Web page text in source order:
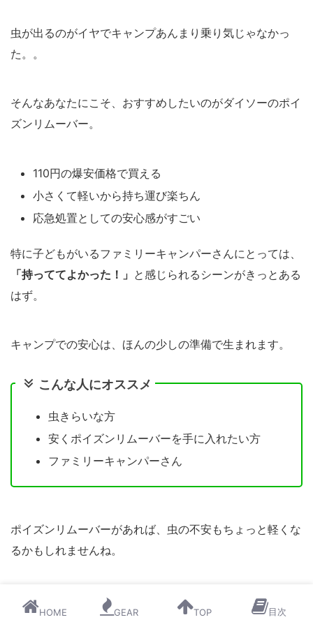
虫が出るのがイヤでキャンプあんまり乗り気じゃなかっ
た。。
そんなあなたにこそ、おすすめしたいのがダイソーのポイ
ズンリムーバー。
110円の爆安価格で買える
小さくて軽いから持ち運び楽ちん
応急処置としての安心感がすごい
特に子どもがいるファミリーキャンパーさんにとっては、
「持っててよかった！」 と感じられるシーンがきっとある
はず。
キャンプでの安心は、ほんの少しの準備で生まれます。
こんな人にオススメ
虫きらいな方
安くポイズンリムーバーを手に入れたい方
ファミリーキャンパーさん
ポイズンリムーバーがあれば、虫の不安もちょっと軽くな
るかもしれませんね。
夏の季節、虫対策は必須だよ！
HOME GEAR TOP 目次